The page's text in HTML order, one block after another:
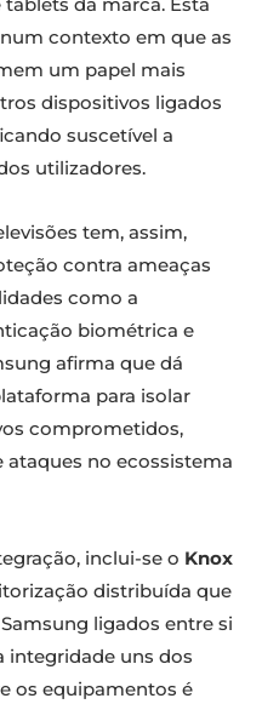
contexto em que as
um papel mais
dispositivos ligados
suscetível a
utilizadores.
tem, assim,
contra ameaças
como a
biométrica e
afirma que dá
para isolar
comprometidos,
no ecossistema
inclui-se o Knox
distribuída que
ligados entre si
uns dos
os equipamentos é